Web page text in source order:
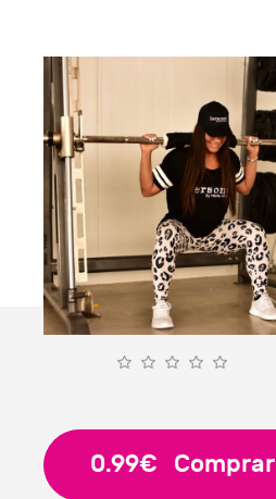
0.99€ Comprar